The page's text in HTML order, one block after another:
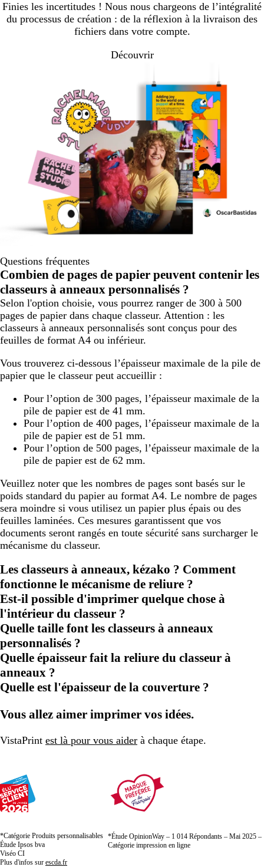
Finies les incertitudes ! Nous nous chargeons de l’intégralité
du processus de création : de la réflexion à la livraison des
fichiers dans votre compte.
Découvrir
Questions fréquentes
Combien de pages de papier peuvent contenir les
classeurs à anneaux personnalisés ?
Selon l'option choisie, vous pourrez ranger de 300 à 500
pages de papier dans chaque classeur. Attention : les
classeurs à anneaux personnalisés sont conçus pour des
feuilles de format A4 ou inférieur.
Vous trouverez ci-dessous l’épaisseur maximale de la pile de
papier que le classeur peut accueillir :
Pour l’option de 300 pages, l’épaisseur maximale de la
pile de papier est de 41 mm.
Pour l’option de 400 pages, l’épaisseur maximale de la
pile de papier est de 51 mm.
Pour l’option de 500 pages, l’épaisseur maximale de la
pile de papier est de 62 mm.
Veuillez noter que les nombres de pages sont basés sur le
poids standard du papier au format A4. Le nombre de pages
sera moindre si vous utilisez un papier plus épais ou des
feuilles laminées. Ces mesures garantissent que vos
documents seront rangés en toute sécurité sans surcharger le
mécanisme du classeur.
Les classeurs à anneaux, kézako ? Comment
fonctionne le mécanisme de reliure ?
Est-il possible d'imprimer quelque chose à
l'intérieur du classeur ?
Quelle taille font les classeurs à anneaux
personnalisés ?
Quelle épaisseur fait la reliure du classeur à
anneaux ?
Quelle est l'épaisseur de la couverture ?
Vous allez aimer imprimer vos idées.
VistaPrint est là pour vous aider à chaque étape.
*Catégorie Produits personnalisables
Étude Ipsos bva
Viséo CI
Plus d'infos sur escda.fr
*Étude OpinionWay – 1 014 Répondants – Mai 2025 –
Catégorie impression en ligne